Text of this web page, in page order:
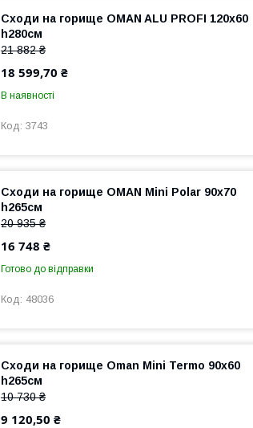
Сходи на горище OMAN ALU PROFI 120x60
h280см
21 882 ₴
18 599,70 ₴
В наявності
3743
Сходи на горище OMAN Mini Polar 90x70
h265см
20 935 ₴
16 748 ₴
Готово до відправки
48036
Сходи на горище Oman Mini Termo 90x60
h265см
10 730 ₴
9 120,50 ₴